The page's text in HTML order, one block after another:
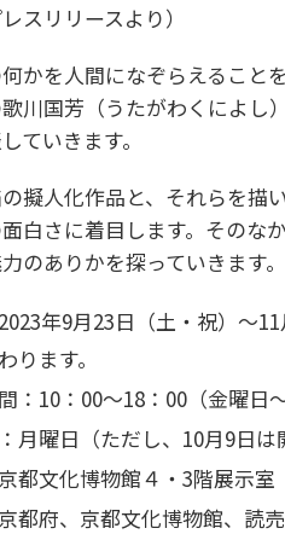
スリリースより）
かを人間になぞらえること
川国芳（うたがわくによし
ていきます。
擬人化作品と、それらを描
白さに着目します。そのな
のありかを探っていきます。
2023年9月23日（土・祝）～11
ります。
： 10：00～18：00（金曜日
月曜日（ただし、10月9日は
京都文化博物館４・3階展示室
京都府、京都文化博物館、読